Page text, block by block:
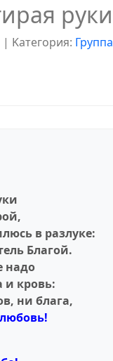
руки
| Kатегория: Группа
в разлуке:
Благой.
надо
и кровь:
ни блага,